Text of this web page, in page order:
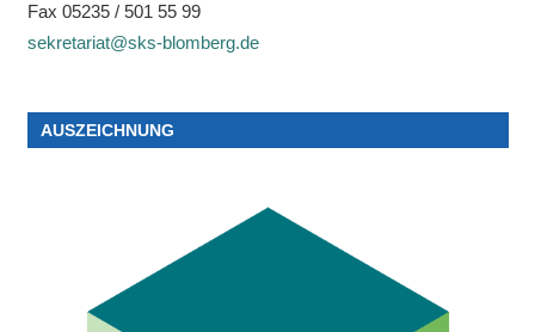
Fax 05235 / 501 55 99
sekretariat@sks-blomberg.de
AUSZEICHNUNG